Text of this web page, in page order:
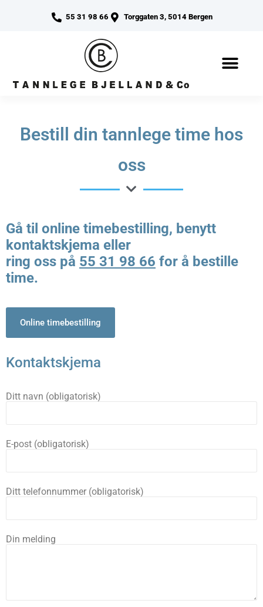
55 31 98 66 Torggaten 3, 5014 Bergen
Bestill din tannlege time hos
oss
Gå til online timebestilling, benytt
kontaktskjema eller
ring oss på 55 31 98 66 for å bestille
time.
Online timebestilling
Kontaktskjema
Ditt navn (obligatorisk)
E-post (obligatorisk)
Ditt telefonnummer (obligatorisk)
Din melding